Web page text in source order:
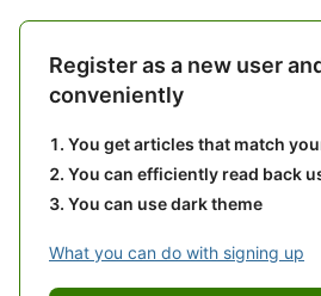
Register as a new user
conveniently
You get articles that match
You can efficiently read back
You can use dark theme
What you can do with signing up